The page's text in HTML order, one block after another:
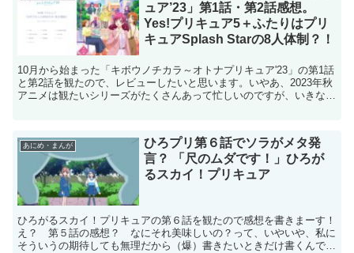
ュア’23」第1話・第2話感想。
Yes!プリキュア5＋ふたりはプリ
キュアSplash Starの8人体制？！
10月から始まった「キボウノチカラ～オトナプリキュア'23」の第1話
と第2話を観たので、レビューしたいと思います。いやあ、2023年秋
アニメは観たいシリーズがたくさんあって忙しいのですが、いきなり
あにめ・まんが
ひろプリ第６話でソラがメタ発
言？ 「尺のムダです！」ひろが
るスカイ！プリキュア
ひろがるスカイ！プリキュアの第６話を観たので感想を書きまーす！
え？ 第５話の感想？ なにそれ美味しいの？って、いやいや、私に
そういうの期待しても無理だから（爆）書きたいときだけ書くんで